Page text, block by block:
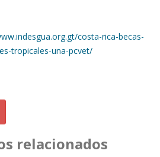
costa-rica-becas-
tropicales-una-pcvet/
relacionados